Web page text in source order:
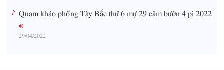
Quam kháo phổng Tày Bắc thứ 6 mự 29 căm bườn 4 pì 2022
29/04/2022